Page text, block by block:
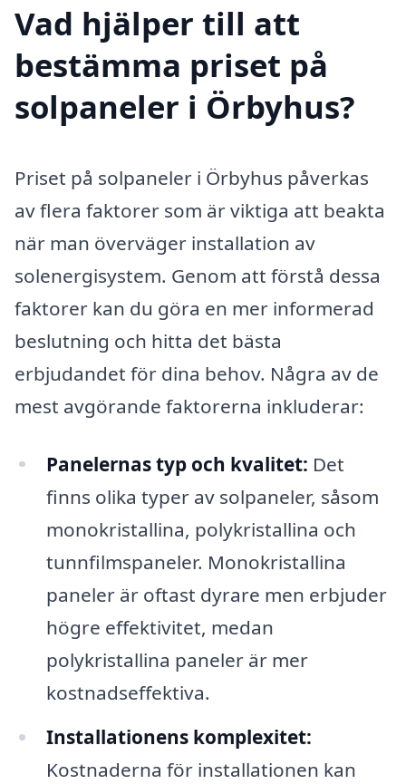
Vad hjälper till att
bestämma priset på
solpaneler i Örbyhus?
Priset på solpaneler i Örbyhus påverkas
av flera faktorer som är viktiga att beakta
när man överväger installation av
solenergisystem. Genom att förstå dessa
faktorer kan du göra en mer informerad
beslutning och hitta det bästa
erbjudandet för dina behov. Några av de
mest avgörande faktorerna inkluderar:
Panelernas typ och kvalitet: Det
finns olika typer av solpaneler, såsom
monokristallina, polykristallina och
tunnfilmspaneler. Monokristallina
paneler är oftast dyrare men erbjuder
högre effektivitet, medan
polykristallina paneler är mer
kostnadseffektiva.
Installationens komplexitet:
Kostnaderna för installationen kan